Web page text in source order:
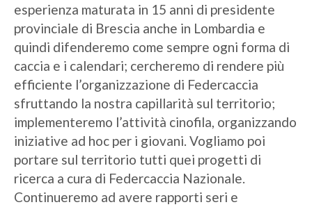
esperienza maturata in 15 anni di presidente
provinciale di Brescia anche in Lombardia e
quindi difenderemo come sempre ogni forma di
caccia e i calendari; cercheremo di rendere più
efficiente l’organizzazione di Federcaccia
sfruttando la nostra capillarità sul territorio;
implementeremo l’attività cinofila, organizzando
iniziative ad hoc per i giovani. Vogliamo poi
portare sul territorio tutti quei progetti di
ricerca a cura di Federcaccia Nazionale.
Continueremo ad avere rapporti seri e